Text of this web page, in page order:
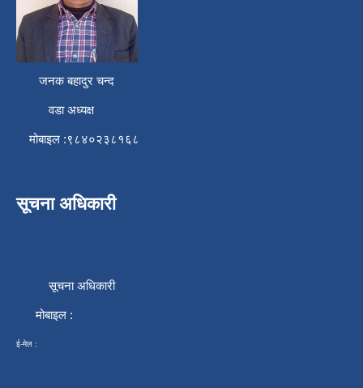
जनक बहादुर चन्द
वडा अध्यक्ष
मोबाइल :९८४०२३८१६८
सूचना अधिकारी
सूचना अधिकारी
मोबाइल :
ई-मेल :